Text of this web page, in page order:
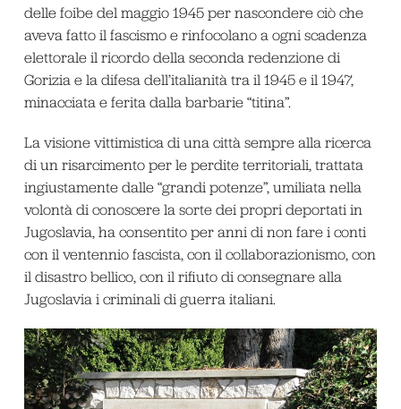
delle foibe del maggio 1945 per nascondere ciò che
aveva fatto il fascismo e rinfocolano a ogni scadenza
elettorale il ricordo della seconda redenzione di
Gorizia e la difesa dell’italianità tra il 1945 e il 1947,
minacciata e ferita dalla barbarie “titina”.
La visione vittimistica di una città sempre alla ricerca
di un risarcimento per le perdite territoriali, trattata
ingiustamente dalle “grandi potenze”, umiliata nella
volontà di conoscere la sorte dei propri deportati in
Jugoslavia, ha consentito per anni di non fare i conti
con il ventennio fascista, con il collaborazionismo, con
il disastro bellico, con il rifiuto di consegnare alla
Jugoslavia i criminali di guerra italiani.